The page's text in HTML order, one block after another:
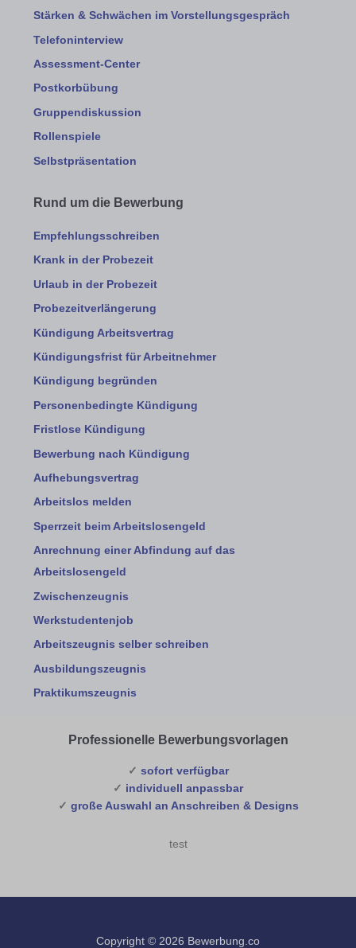
Stärken & Schwächen im Vorstellungsgespräch
Telefoninterview
Assessment-Center
Postkorbübung
Gruppendiskussion
Rollenspiele
Selbstpräsentation
Rund um die Bewerbung
Empfehlungsschreiben
Krank in der Probezeit
Urlaub in der Probezeit
Probezeitverlängerung
Kündigung Arbeitsvertrag
Kündigungsfrist für Arbeitnehmer
Kündigung begründen
Personenbedingte Kündigung
Fristlose Kündigung
Bewerbung nach Kündigung
Aufhebungsvertrag
Arbeitslos melden
Sperrzeit beim Arbeitslosengeld
Anrechnung einer Abfindung auf das
Arbeitslosengeld
Zwischenzeugnis
Werkstudentenjob
Arbeitszeugnis selber schreiben
Ausbildungszeugnis
Praktikumszeugnis
Professionelle Bewerbungsvorlagen
✓ sofort verfügbar
✓ individuell anpassbar
✓ große Auswahl an Anschreiben & Designs
test
Copyright © 2026 Bewerbung.co